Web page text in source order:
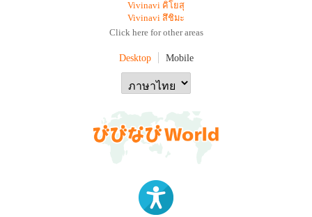
Vivinavi คิโยสุ
Vivinavi สึชิมะ
Click here for other areas
Desktop Mobile